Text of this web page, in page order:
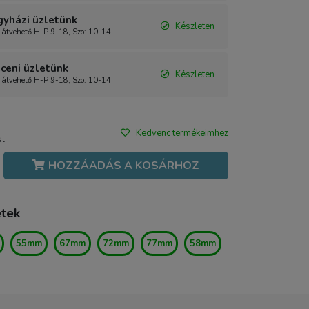
üzletünk
H-P 9-18, Szo: 10-14 Készleten
üzletünk
H-P 9-18, Szo: 10-14 Készleten
Kedvenc termékeimhez
HOZZÁADÁS A KOSÁRHOZ
55mm 67mm 72mm 77mm
58mm